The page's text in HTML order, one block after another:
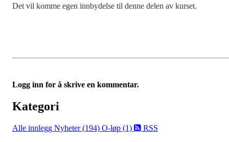
Det vil komme egen innbydelse til denne delen av kurset.
Logg inn for å skrive en kommentar.
Kategori
Alle innlegg Nyheter (194) O-løp (1) RSS